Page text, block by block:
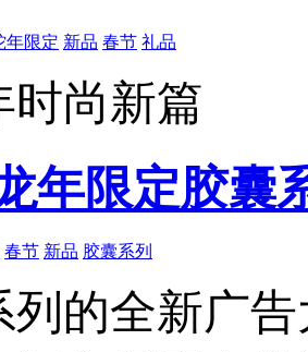
年限定 新品 春节 礼品
时尚新篇
年限定胶囊
春节 新品 胶囊系列
列的全新广